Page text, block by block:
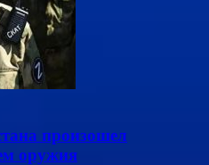
произошел
оружия